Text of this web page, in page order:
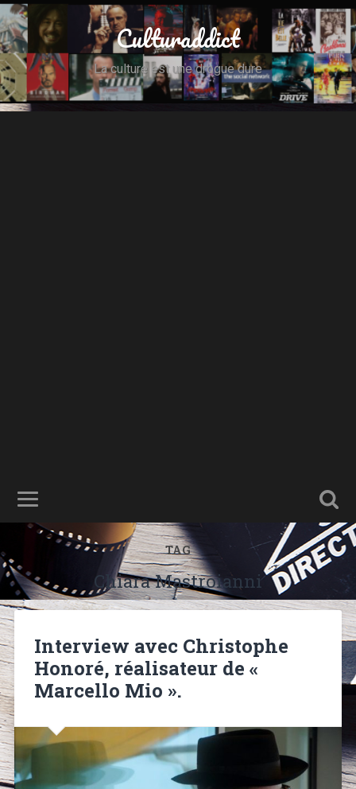
Culturaddict
La culture est une drogue dure
TAG
Chiara Mastroianni
Interview avec Christophe
Honoré, réalisateur de «
Marcello Mio ».